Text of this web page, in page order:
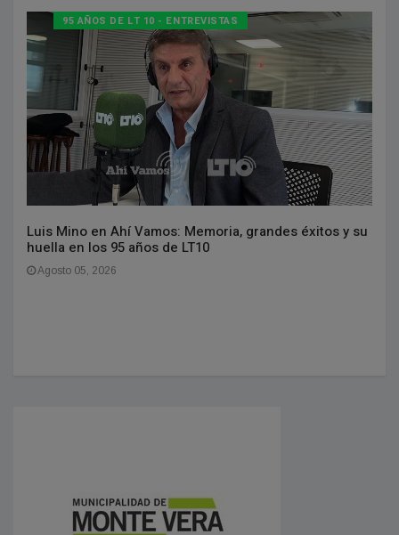
95 AÑOS DE LT 10 - ENTREVISTAS
Luis Mino en Ahí Vamos: Memoria, grandes éxitos y su
huella en los 95 años de LT10
Agosto 05, 2026